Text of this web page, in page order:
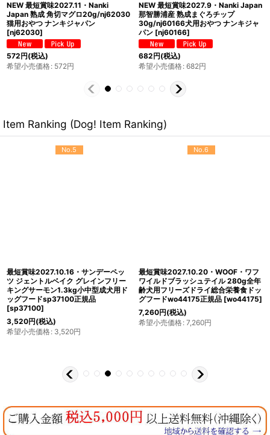
NEW 最短賞味2027.11・Nanki
Japan 熟成鹿肉ジャーキー
30g/nj60067犬用おやつ ナンキジャ
パン [nj60067
880円(税込)
希望小売価格: 880円
NEW 最短賞味2027.10・Nanki
Japan ふりかけるマグロ
40g/nj62023猫用おやつ ナンキジャ
パン [nj62023]
572円(税込)
希望小売価格: 572円
Item Ranking (Dog! Item Ranking)
No.5
最短賞味2027.10.16・サンデーペッ
ツ ジェントルベイク グレインフリー
キングサーモン1.3kg小中型成犬用ド
ッグフードsp37100正規品
[sp37100]
3,520円(税込)
希望小売価格: 3,520円
No.6
最短賞味2027.10.20・WOOF・ワフ
ワイルドブラッシュテイル 280g全年
齢犬用フリーズドライ総合栄養食ドッ
グフードwo44175正規品 [wo44175]
7,260円(税込)
希望小売価格: 7,260円